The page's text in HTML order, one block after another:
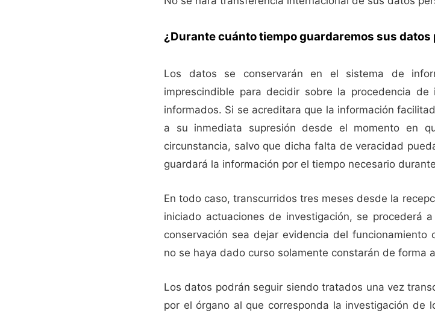
¿Durante cuánto tiempo guardaremos sus datos
Los datos se conservarán en el sistema de
imprescindible para decidir sobre la procedencia
informados. Si se acreditara que la información
a su inmediata supresión desde el momento en
circunstancia, salvo que dicha falta de veracidad
guardará la información por el tiempo necesario
En todo caso, transcurridos tres meses desde la
iniciado actuaciones de investigación, se procederá
conservación sea dejar evidencia del
no se haya dado curso solamente constarán de forma
Los datos podrán seguir siendo tratados una vez
por el órgano al que corresponda la investigación de